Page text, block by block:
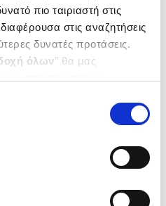
πιο ταιριαστή στις
στις αναζητήσεις
δυνατές προτάσεις.
όλων’’ θα μας
από τα παρακάτω με την
να ενημερωθείτε σχετικά με